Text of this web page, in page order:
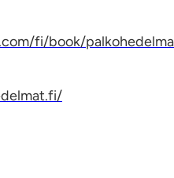
fi/book/